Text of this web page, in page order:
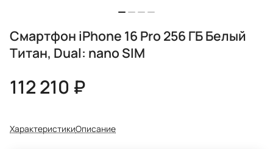
Смартфон iPhone 16 Pro 256 ГБ Белый
Титан, Dual: nano SIM
112 210 ₽
ХарактеристикиОписание